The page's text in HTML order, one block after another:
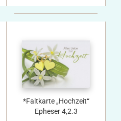
*Faltkarte „Hochzeit“
Epheser 4,2.3